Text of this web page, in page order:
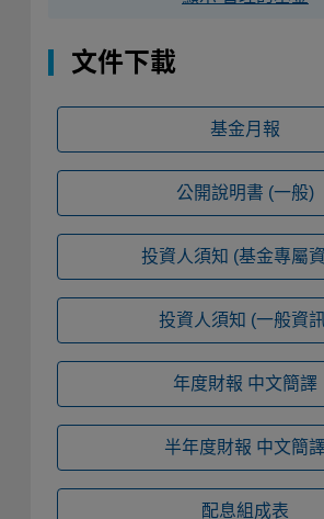
文件下載
基金月報
公開說明書 (一般)
投資人須知 (基金專屬
投資人須知 (一般資
年度財報 中文簡譯
半年度財報 中文簡譯
配息組成表